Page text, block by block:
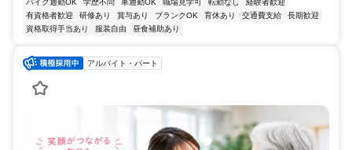
バイク通勤OK
学歴不問 車通勤OK 職場見学可 転勤なし
経験者歓迎
有資格者歓迎
研修あり 賞与あり ブランクOK 育休あり 交通費支給
長期歓迎
資格取得手当あり
服装自由 昼食補助あり
アルバイト・パート